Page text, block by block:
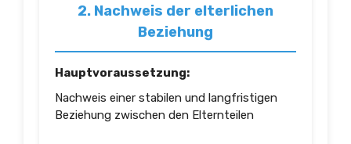
2. Nachweis der elterlichen
Beziehung
Hauptvoraussetzung:
Nachweis einer stabilen und langfristigen
Beziehung zwischen den Elternteilen